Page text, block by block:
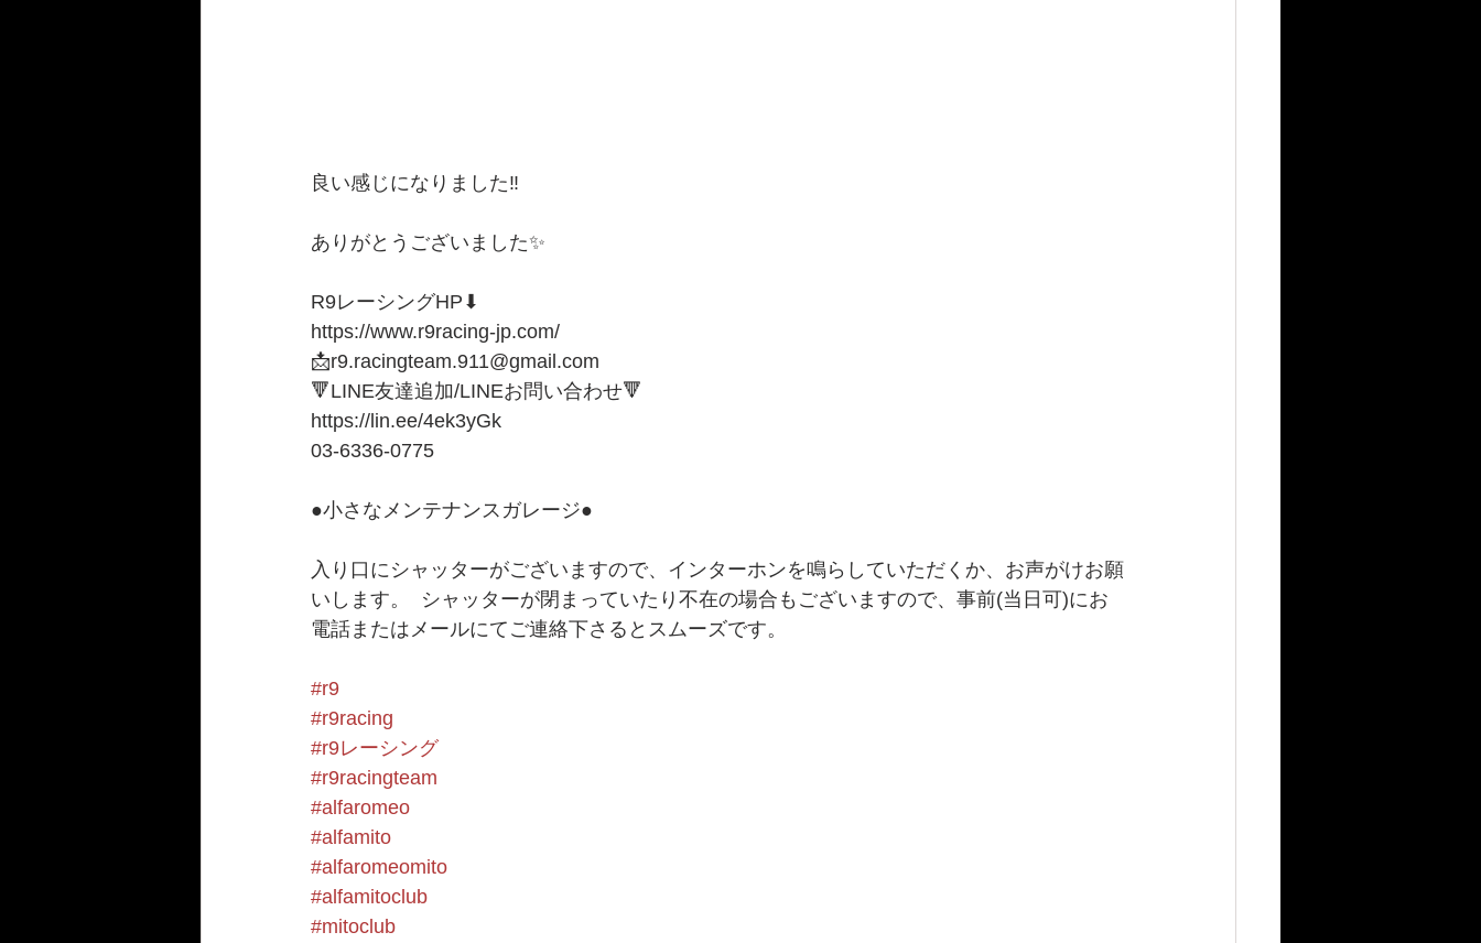
良い感じになりました‼️
ありがとうございました✨
R9レーシングHP⬇︎
https://www.r9racing-jp.com/
📩r9.racingteam.911@gmail.com
🔻LINE友達追加/LINEお問い合わせ🔻
https://lin.ee/4ek3yGk
03-6336-0775
●小さなメンテナンスガレージ●
入り口にシャッターがございますので、インターホンを鳴らしていただくか、お声がけお願
いします。  シャッターが閉まっていたり不在の場合もございますので、事前(当日可)にお
電話またはメールにてご連絡下さるとスムーズです。
#r9
#r9racing
#r9レーシング
#r9racingteam
#alfaromeo
#alfamito
#alfaromeomito
#alfamitoclub
#mitoclub